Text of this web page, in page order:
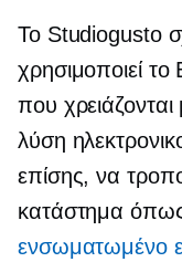
Το Studiogusto
χρησιμοποιεί
που
λύση
επίσης, να
κατάστημα όπως
ενσωματωμένο